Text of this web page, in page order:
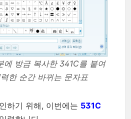
에 방금 복사한 341C를 붙여
한 순간 바뀌는 문자표
하기 위해, 이번에는 531C